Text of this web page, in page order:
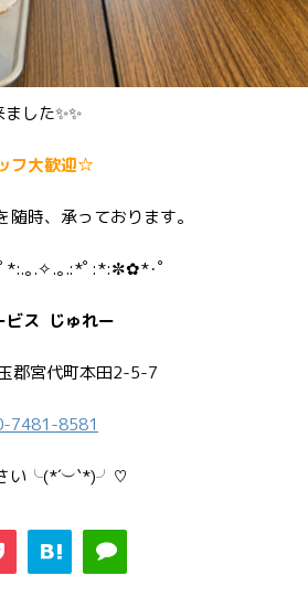
した✨✨
フ大歓迎☆
時、承っております。
｡.✧.｡.:*ﾟ:*:✼✿*･ﾟ
ビス じゅれー
郡宮代町本田2-5-7
7481-8581
い╰(*´︶`*)╯♡